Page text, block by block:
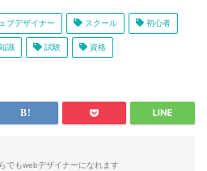
ブデザイナー スクール 初心者
識 試験 資格
でもwebデザイナーになれます